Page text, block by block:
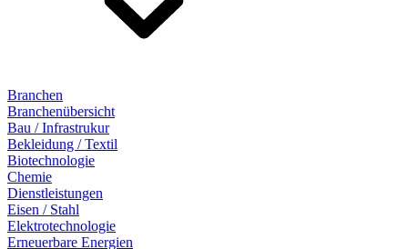
Branchen
Branchenübersicht
Bau / Infrastrukur
Bekleidung / Textil
Biotechnologie
Chemie
Dienstleistungen
Eisen / Stahl
Elektrotechnologie
Erneuerbare Energien